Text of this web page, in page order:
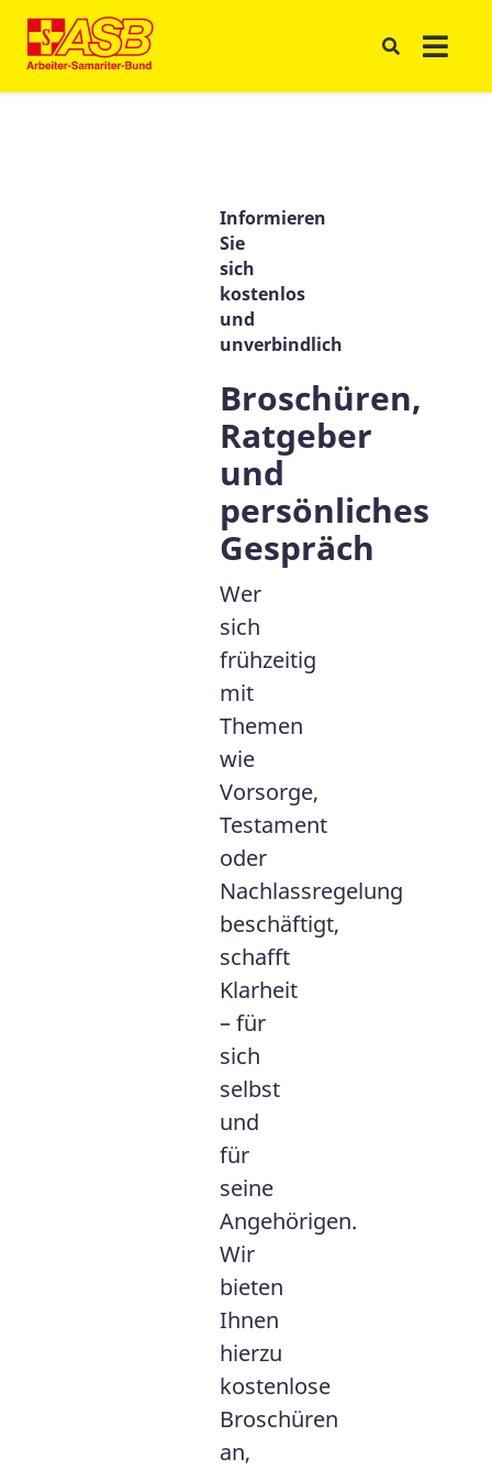
Informieren
Sie
sich
kostenlos
und
unverbindlich
Broschüren,
Ratgeber
und
persönliches
Gespräch
Wer
sich
frühzeitig
mit
Themen
wie
Vorsorge,
Testament
oder
Nachlassregelung
beschäftigt,
schafft
Klarheit
– für
sich
selbst
und
für
seine
Angehörigen.
Wir
bieten
Ihnen
hierzu
kostenlose
Broschüren
an,